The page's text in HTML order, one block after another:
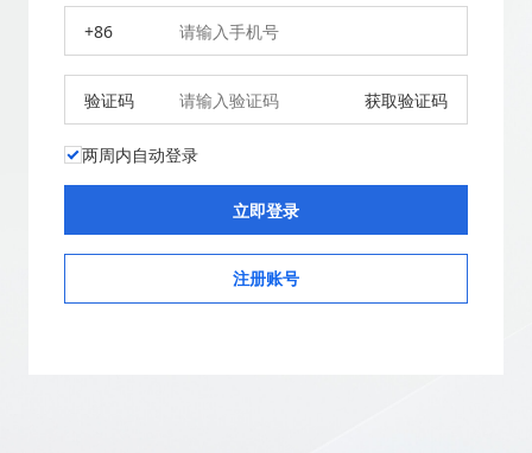
+86
验证码 获取验证码
两周内自动登录
注册账号